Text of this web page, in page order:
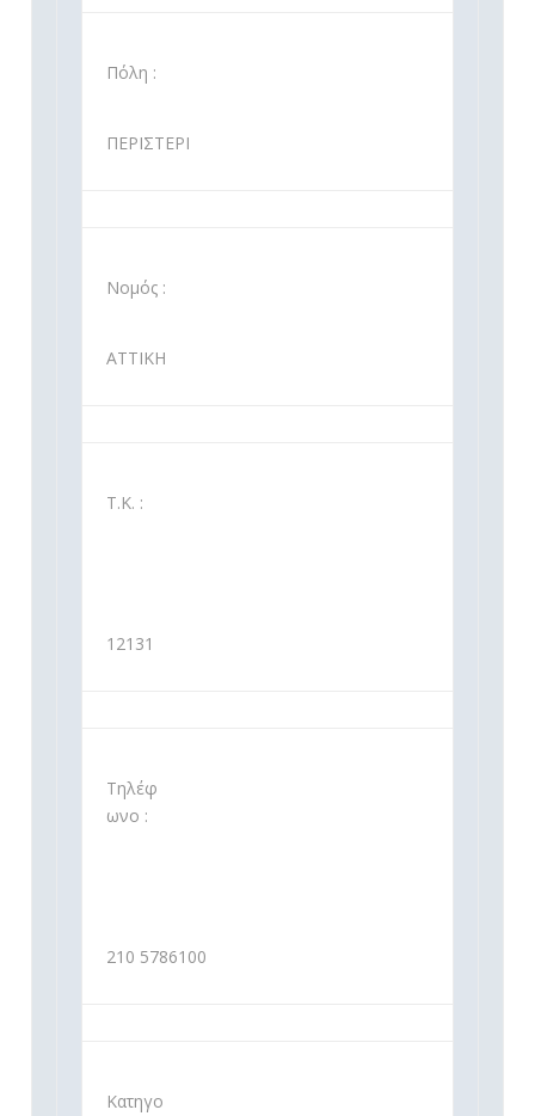
Πόλη :
ΠΕΡΙΣΤΕΡΙ
Νομός :
ΑΤΤΙΚΗ
Τ.Κ. :
12131
Τηλέφ
ωνο :
210 5786100
Κατηγο